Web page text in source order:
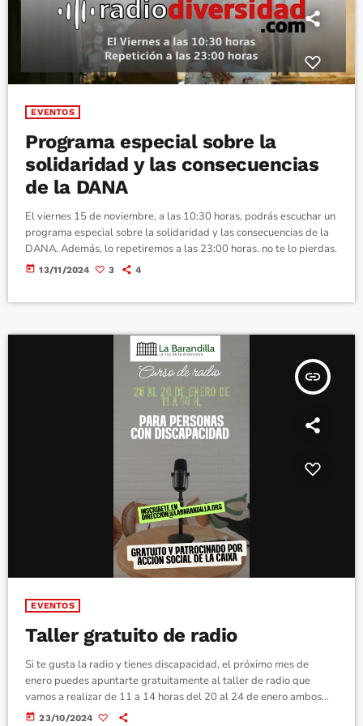
EVENTOS
Programa especial sobre la
solidaridad y las consecuencias
de la DANA
El viernes 15 de noviembre, a las 10:30 horas, podrás escuchar un
programa especial sobre la solidaridad y las consecuencias de la
DANA. Además, lo repetiremos a las 23:00 horas. no te lo pierdas.
today 13/11/2024 3 4
insert_link
EVENTOS
Taller gratuito de radio
Si te gusta la radio y tienes discapacidad, el próximo mes de
enero puedes apuntarte gratuitamente al taller de radio que
vamos a realizar de 11 a 14 horas del 20 al 24 de enero ambos
incluidos. Este taller se impartirá en la sede de
today 23/10/2024